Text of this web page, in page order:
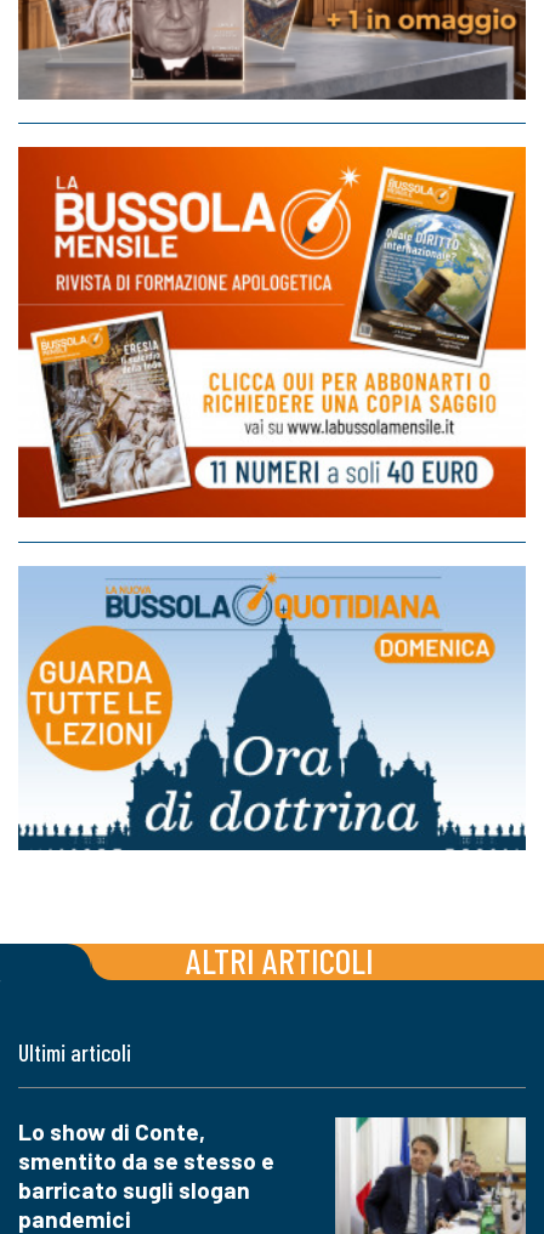
ALTRI ARTICOLI
Ultimi articoli
Lo show di Conte,
smentito da se stesso e
barricato sugli slogan
pandemici